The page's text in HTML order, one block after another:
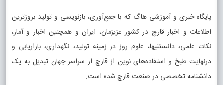
پایگاه خبری و آموزشی هاگ که با جمع‌آوری، بازنویسی و تولید بروزترین
اطلاعات و اخبار قارچ در کشور عزیزمان، ایران و همچنین اخبار و آمار،
نکات علمی، دانستنیها، علوم روز در زمینه تولید، نگهداری، بازاریابی و
درنهایت طبخ و استفاده‌های نوین از قارچ از سراسر جهان تبدیل به یک
دانشنامه تخصصی در صنعت قارچ شده است.